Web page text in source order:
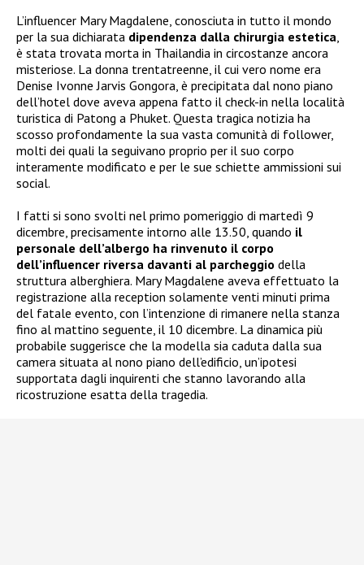
L’influencer Mary Magdalene, conosciuta in tutto il mondo
per la sua dichiarata dipendenza dalla chirurgia estetica
è stata trovata morta in Thailandia in circostanze ancora
misteriose. La donna trentatreenne, il cui vero nome era
Denise Ivonne Jarvis Gongora, è precipitata dal nono piano
dell’hotel dove aveva appena fatto il check-in nella località
turistica di Patong a Phuket. Questa tragica notizia ha
scosso profondamente la sua vasta comunità di follower,
molti dei quali la seguivano proprio per il suo corpo
interamente modificato e per le sue schiette ammissioni sui
social.
I fatti si sono svolti nel primo pomeriggio di martedì 9
dicembre, precisamente intorno alle 13.50, quando il
personale dell’albergo ha rinvenuto il corpo
dell’influencer riversa davanti al parcheggio della
struttura alberghiera. Mary Magdalene aveva effettuato la
registrazione alla reception solamente venti minuti prima
del fatale evento, con l’intenzione di rimanere nella stanza
fino al mattino seguente, il 10 dicembre. La dinamica più
probabile suggerisce che la modella sia caduta dalla sua
camera situata al nono piano dell’edificio, un’ipotesi
supportata dagli inquirenti che stanno lavorando alla
ricostruzione esatta della tragedia.